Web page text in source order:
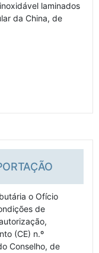
laminados
da China, de
o Ofício
de
(CE) n.º
Conselho, de